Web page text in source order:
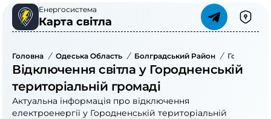
Енергосистема
Карта світла
Головна / Одеська Область / Болградський Район /
Відключення світла у Городненській
територіальній громаді
Актуальна інформація про відключення
електроенергії у Городненській територіальній